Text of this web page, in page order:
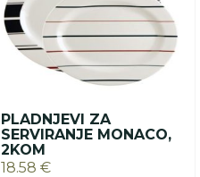
PLADNJEVI ZA
SERVIRANJE MONACO,
2KOM
18.58 €